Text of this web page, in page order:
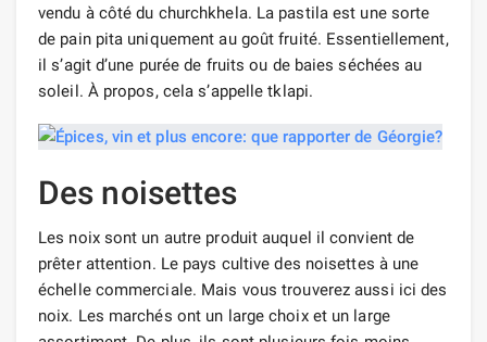
vendu à côté du churchkhela. La pastila est une sorte
de pain pita uniquement au goût fruité. Essentiellement,
il s’agit d’une purée de fruits ou de baies séchées au
soleil. À propos, cela s’appelle tklapi.
Des noisettes
Les noix sont un autre produit auquel il convient de
prêter attention. Le pays cultive des noisettes à une
échelle commerciale. Mais vous trouverez aussi ici des
noix. Les marchés ont un large choix et un large